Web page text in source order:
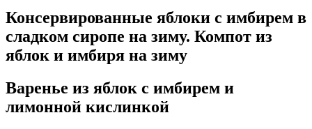
Консервированные яблоки с имбирем в
сладком сиропе на зиму. Компот из
яблок и имбиря на зиму
Варенье из яблок с имбирем и
лимонной кислинкой